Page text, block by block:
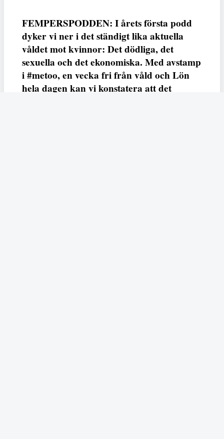
FEMPERSPODDEN: I årets första podd
dyker vi ner i det ständigt lika aktuella
våldet mot kvinnor: Det dödliga, det
sexuella och det ekonomiska. Med avstamp
i #metoo, en vecka fri från våld och Lön
hela dagen kan vi konstatera att det